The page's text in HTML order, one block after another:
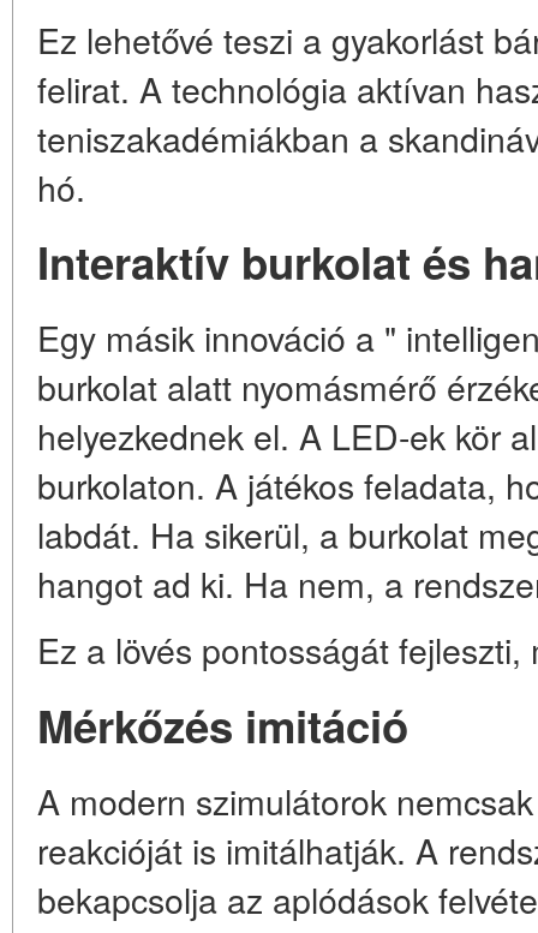
Ez lehetővé teszi a gyakorlást
felirat. A technológia aktívan
teniszakadémiákban a
hó.
Interaktív burkolat és
Egy másik innováció a "
burkolat alatt nyomásmérő
helyezkednek el. A LED-ek kör
burkolaton. A játékos feladata,
labdát. Ha sikerül, a burkolat
hangot ad ki. Ha nem, a
Ez a lövés pontosságát
Mérkőzés imitáció
A modern szimulátorok
reakcióját is imitálhatják. A
bekapcsolja az aplódások